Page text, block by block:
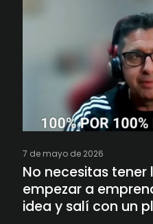
7 de mayo de 2026
No necesitas
empezar a
idea y salí con un